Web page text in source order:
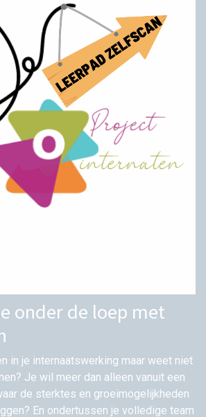
onder de loep met
in je internaatswerking maar weet niet
Je wil meer dan alleen vanuit een
de sterktes en groeimogelijkheden
En ondertussen je volledige team